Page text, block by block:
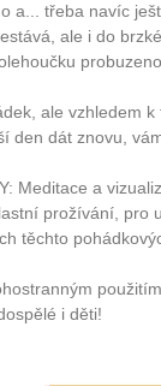
a... třeba navíc
ale i do
ale vzhledem
den dát znovu,
Meditace a
prožívání, pro
těchto
i děti!